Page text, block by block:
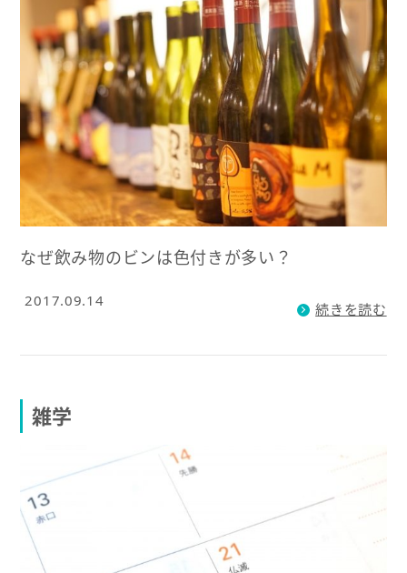
なぜ飲み物のビンは色付きが多い？
2017.09.14 続きを読む
雑学